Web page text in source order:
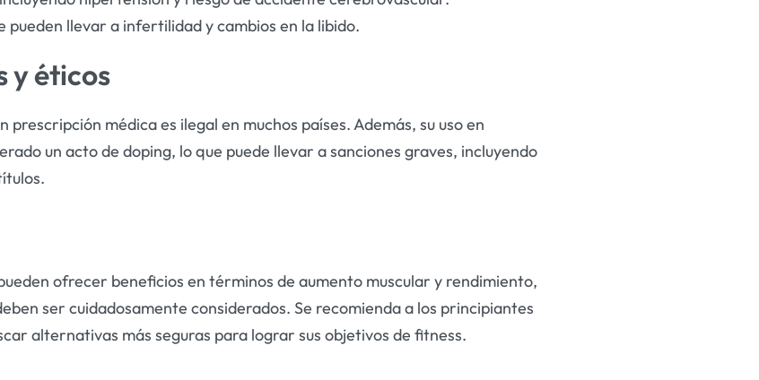
llevar a infertilidad y cambios en la libido.
y éticos
prescripción médica es ilegal en muchos países. Además, su uso en
un acto de doping, lo que puede llevar a sanciones graves, incluyendo
ofrecer beneficios en términos de aumento muscular y rendimiento,
ser cuidadosamente considerados. Se recomienda a los principiantes
alternativas más seguras para lograr sus objetivos de fitness.